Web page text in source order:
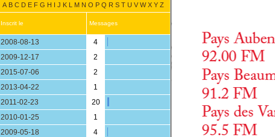
A B C D E F G H I J K L M N O P Q R S T U V W X Y Z
Inscrit le Messages
2008-08-13
4
2009-12-17
2
2015-07-06
2
2013-04-22
1
2011-02-23
20
2010-01-25
1
2009-05-18
4